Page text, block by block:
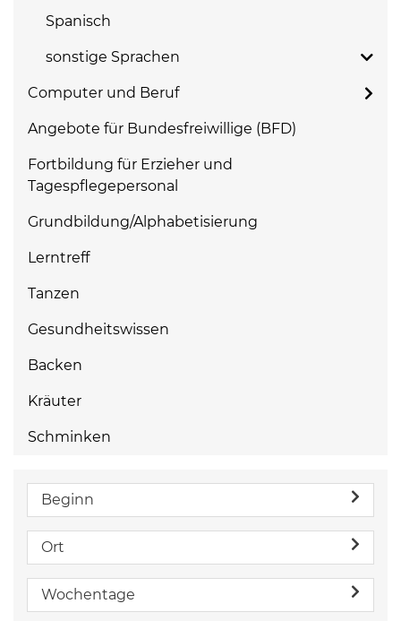
Spanisch
sonstige Sprachen
Computer und Beruf
Angebote für Bundesfreiwillige (BFD)
Fortbildung für Erzieher und
Tagespflegepersonal
Grundbildung/Alphabetisierung
Lerntreff
Tanzen
Gesundheitswissen
Backen
Kräuter
Schminken
Beginn
Ort
Wochentage